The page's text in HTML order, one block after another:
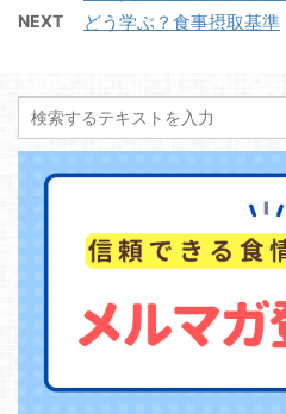
NEXT どう学ぶ？食事摂取基準